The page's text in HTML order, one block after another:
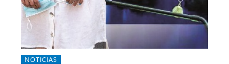
NOTICIAS